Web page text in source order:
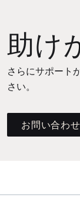
助け
さらにサポート
さい。
お問い合わせ